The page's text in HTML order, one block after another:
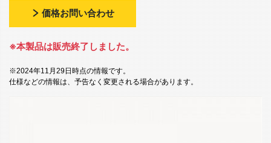
価格お問い合わせ
※本製品は販売終了しました。
※2024年11月29日時点の情報です。
仕様などの情報は、予告なく変更される場合があります。